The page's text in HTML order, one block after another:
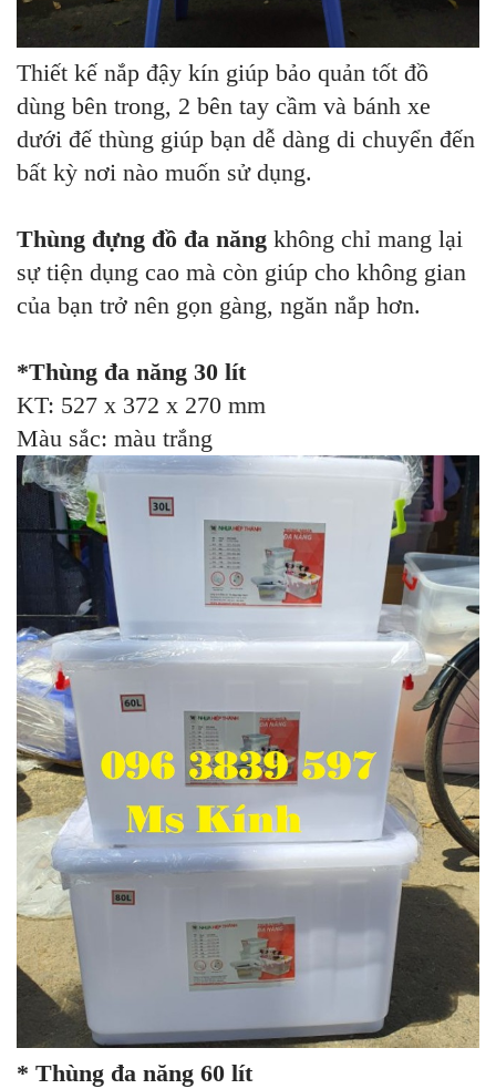
Thiết kế nắp đậy kín giúp bảo quản tốt đồ
dùng bên trong, 2 bên tay cầm và bánh xe
dưới đế thùng giúp bạn dễ dàng di chuyển đến
bất kỳ nơi nào muốn sử dụng.
Thùng đựng đồ đa năng không chỉ mang lại
sự tiện dụng cao mà còn giúp cho không gian
của bạn trở nên gọn gàng, ngăn nắp hơn.
*Thùng đa năng 30 lít
KT: 527 x 372 x 270 mm
Màu sắc: màu trắng
* Thùng đa năng 60 lít